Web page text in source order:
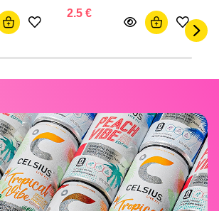
2.5 €